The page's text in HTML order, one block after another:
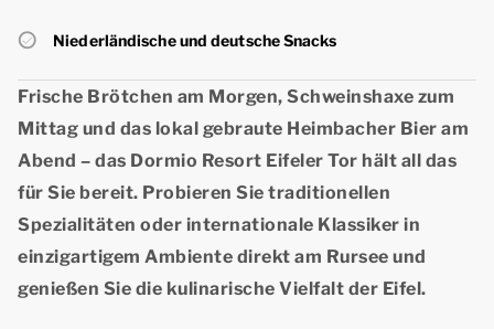
Niederländische und deutsche Snacks
Frische Brötchen am Morgen, Schweinshaxe zum
Mittag und das lokal gebraute Heimbacher Bier am
Abend – das Dormio Resort Eifeler Tor hält all das
für Sie bereit. Probieren Sie traditionellen
Spezialitäten oder internationale Klassiker in
einzigartigem Ambiente direkt am Rursee und
genießen Sie die kulinarische Vielfalt der Eifel.